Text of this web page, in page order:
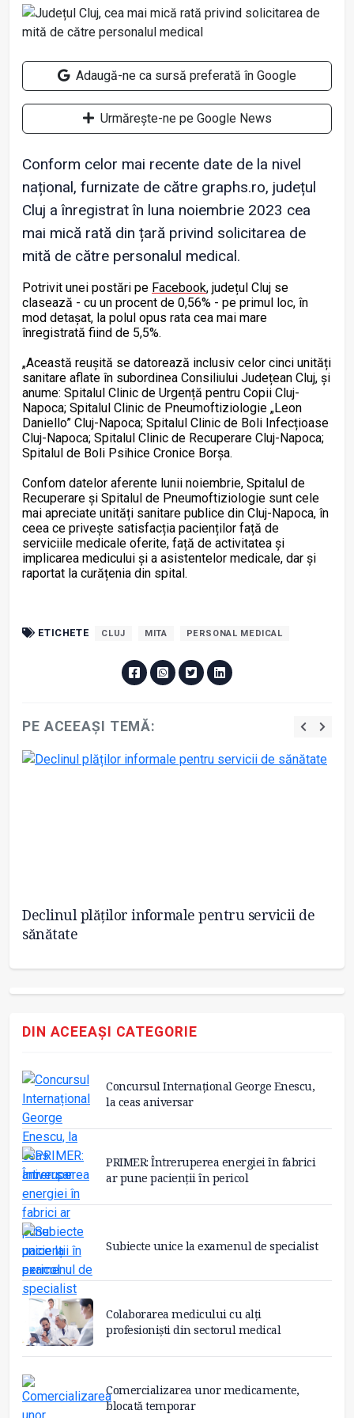
Adaugă-ne ca sursă preferată în Google
Urmărește-ne pe Google News
Conform celor mai recente date de la nivel
național, furnizate de către graphs.ro, județul
Cluj a înregistrat în luna noiembrie 2023 cea
mai mică rată din țară privind solicitarea de
mită de către personalul medical.
Potrivit unei postări pe Facebook, județul Cluj se
clasează - cu un procent de 0,56% - pe primul loc, în
mod detașat, la polul opus rata cea mai mare
înregistrată fiind de 5,5%.
„Această reușită se datorează inclusiv celor cinci unități
sanitare aflate în subordinea Consiliului Județean Cluj, și
anume: Spitalul Clinic de Urgență pentru Copii Cluj-
Napoca; Spitalul Clinic de Pneumoftiziologie „Leon
Daniello” Cluj-Napoca; Spitalul Clinic de Boli Infecțioase
Cluj-Napoca; Spitalul Clinic de Recuperare Cluj-Napoca;
Spitalul de Boli Psihice Cronice Borșa.
Confom datelor aferente lunii noiembrie, Spitalul de
Recuperare și Spitalul de Pneumoftiziologie sunt cele
mai apreciate unități sanitare publice din Cluj-Napoca, în
ceea ce privește satisfacția pacienților față de
serviciile medicale oferite, față de activitatea și
implicarea medicului și a asistentelor medicale, dar și
raportat la curățenia din spital.
ETICHETE CLUJ MITA PERSONAL MEDICAL
PE ACEEAȘI TEMĂ:
Declinul plăților informale pentru servicii de
sănătate
DIN ACEEAȘI CATEGORIE
Concursul Internațional George Enescu,
la ceas aniversar
PRIMER: Întreruperea energiei în fabrici
ar pune pacienții în pericol
Subiecte unice la examenul de specialist
Colaborarea medicului cu alți
profesioniști din sectorul medical
Comercializarea unor medicamente,
blocată temporar